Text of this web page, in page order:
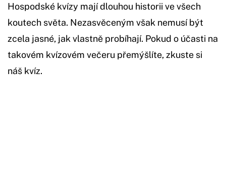
Hospodské kvízy mají dlouhou historii ve všech
koutech světa. Nezasvěceným však nemusí být
zcela jasné, jak vlastně probíhají. Pokud o účasti na
takovém kvízovém večeru přemýšlíte, zkuste si
náš kvíz.